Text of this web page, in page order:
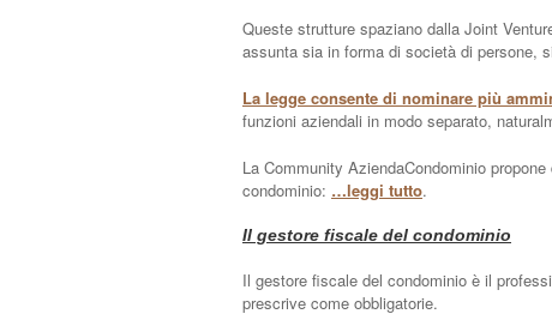
Queste strutture spaziano dalla Joint
assunta sia in forma di società di persone,
La legge consente di nominare più
funzioni aziendali in modo separato,
La Community AziendaCondominio
condominio: …leggi tutto.
Il gestore fiscale del condominio
Il gestore fiscale del condominio è il
prescrive come obbligatorie.